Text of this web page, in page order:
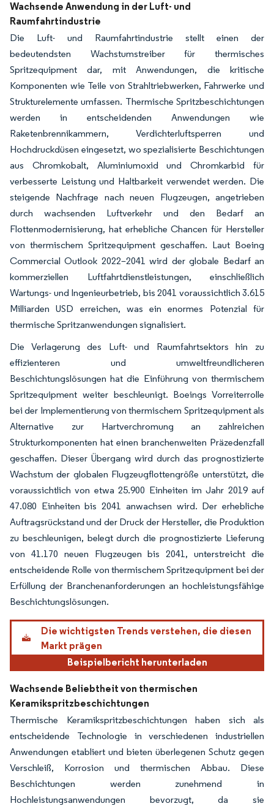
Wachsende Anwendung in der Luft- und
Raumfahrtindustrie
Die Luft- und Raumfahrtindustrie stellt einen der
bedeutendsten Wachstumstreiber für thermisches
Spritzequipment dar, mit Anwendungen, die kritische
Komponenten wie Teile von Strahltriebwerken, Fahrwerke und
Strukturelemente umfassen. Thermische Spritzbeschichtungen
werden in entscheidenden Anwendungen wie
Raketenbrennikammern, Verdichterluftsperren und
Hochdruckdüsen eingesetzt, wo spezialisierte Beschichtungen
aus Chromkobalt, Aluminiumoxid und Chromkarbid für
verbesserte Leistung und Haltbarkeit verwendet werden. Die
steigende Nachfrage nach neuen Flugzeugen, angetrieben
durch wachsenden Luftverkehr und den Bedarf an
Flottenmodernisierung, hat erhebliche Chancen für Hersteller
von thermischem Spritzequipment geschaffen. Laut Boeing
Commercial Outlook 2022–2041 wird der globale Bedarf an
kommerziellen Luftfahrtdienstleistungen, einschließlich
Wartungs- und Ingenieurbetrieb, bis 2041 voraussichtlich 3.615
Milliarden USD erreichen, was ein enormes Potenzial für
thermische Spritzanwendungen signalisiert.
Die Verlagerung des Luft- und Raumfahrtsektors hin zu
effizienteren und umweltfreundlicheren
Beschichtungslösungen hat die Einführung von thermischem
Spritzequipment weiter beschleunigt. Boeings Vorreiterrolle
bei der Implementierung von thermischem Spritzequipment als
Alternative zur Hartverchromung an zahlreichen
Strukturkomponenten hat einen branchenweiten Präzedenzfall
geschaffen. Dieser Übergang wird durch das prognostizierte
Wachstum der globalen Flugzeugflottengröße unterstützt, die
voraussichtlich von etwa 25.900 Einheiten im Jahr 2019 auf
47.080 Einheiten bis 2041 anwachsen wird. Der erhebliche
Auftragsrückstand und der Druck der Hersteller, die Produktion
zu beschleunigen, belegt durch die prognostizierte Lieferung
von 41.170 neuen Flugzeugen bis 2041, unterstreicht die
entscheidende Rolle von thermischem Spritzequipment bei der
Erfüllung der Branchenanforderungen an hochleistungsfähige
Beschichtungslösungen.
Die wichtigsten Trends verstehen, die diesen
Markt prägen
Beispielbericht herunterladen
Wachsende Beliebtheit von thermischen
Keramikspritzbeschichtungen
Thermische Keramikspritzbeschichtungen haben sich als
entscheidende Technologie in verschiedenen industriellen
Anwendungen etabliert und bieten überlegenen Schutz gegen
Verschleiß, Korrosion und thermischen Abbau. Diese
Beschichtungen werden zunehmend in
Hochleistungsanwendungen bevorzugt, da sie